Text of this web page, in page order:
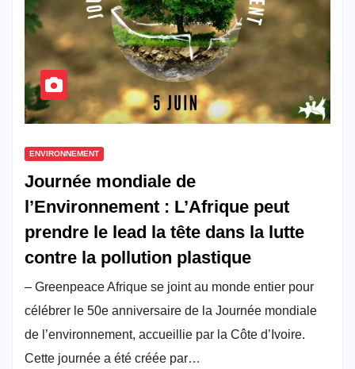
ENVIRONNEMENT
Journée mondiale de
l’Environnement : L’Afrique peut
prendre le lead la tête dans la lutte
contre la pollution plastique
– Greenpeace Afrique se joint au monde entier pour
célébrer le 50e anniversaire de la Journée mondiale
de l’environnement, accueillie par la Côte d’Ivoire.
Cette journée a été créée par…